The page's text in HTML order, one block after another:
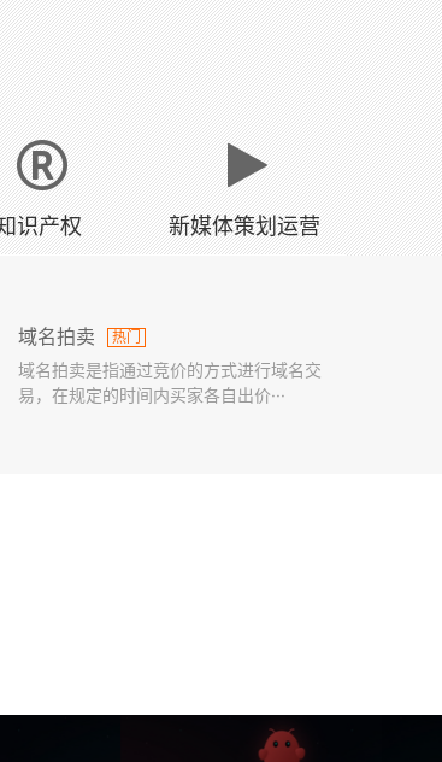
识产权 新媒体策划运营
域名拍卖 热门
域名拍卖是指通过竞价的方式进行域名交
易，在规定的时间内买家各自出价···